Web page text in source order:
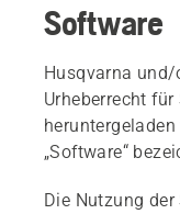
Software
Husqvarna und/
Urheberrecht
„Software“
Die Nutzung